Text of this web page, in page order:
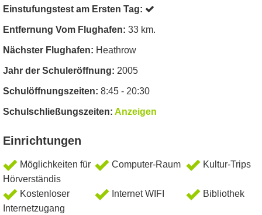
Einstufungstest am Ersten Tag:
Entfernung Vom Flughafen: 33 km.
Nächster Flughafen: Heathrow
Jahr der Schuleröffnung: 2005
Schulöffnungszeiten: 8:45 - 20:30
Schulschließungszeiten: Anzeigen
Einrichtungen
Möglichkeiten für
Hörverständis
Computer-Raum Kultur-Trips
Kostenloser
Internetzugang
Internet WIFI Bibliothek